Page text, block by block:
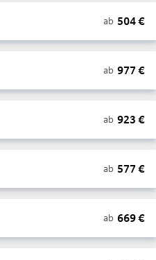
ab 504€
ab 977 €
ab 923 €
ab 577 €
ab 669€